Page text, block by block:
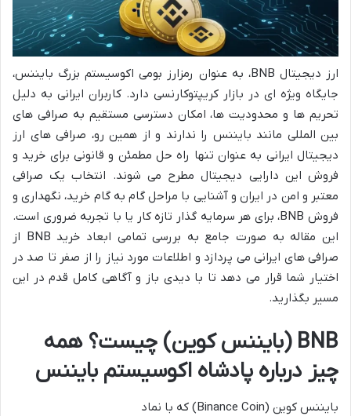
ارز دیجیتال BNB، به عنوان رمزارز بومی اکوسیستم بزرگ بایننس،
جایگاه ویژه ای در بازار کریپتوکارنسی دارد. کاربران ایرانی به دلیل
تحریم ها و محدودیت ها، امکان دسترسی مستقیم به صرافی های
بین المللی مانند بایننس را ندارند و از همین رو، صرافی های ارز
دیجیتال ایرانی به عنوان تنها راه حل مطمئن و قانونی برای خرید و
فروش این دارایی دیجیتال مطرح می شوند. انتخاب یک صرافی
معتبر و امن در ایران و آشنایی با مراحل گام به گام خرید، نگهداری و
فروش BNB، برای هر سرمایه گذار تازه کار یا با تجربه ضروری است.
این مقاله به صورت جامع به بررسی تمامی ابعاد خرید BNB از
صرافی های ایرانی می پردازد و اطلاعات مورد نیاز را از صفر تا صد در
اختیار شما قرار می دهد تا با دیدی باز و آگاهی کامل قدم در این
مسیر بگذارید.
BNB (بایننس کوین) چیست؟ همه
چیز درباره پادشاه اکوسیستم بایننس
بایننس کوین (Binance Coin) که با نماد